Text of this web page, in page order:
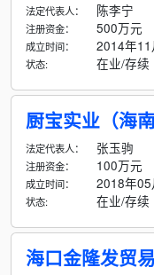
法定代表人： 陈李宁
注册资金： 500万元
成立时间： 2014年11
状态: 在业/存续
厨宝实业（海
法定代表人： 张玉驹
注册资金： 100万元
成立时间： 2018年05
状态: 在业/存续
海口金隆发贸